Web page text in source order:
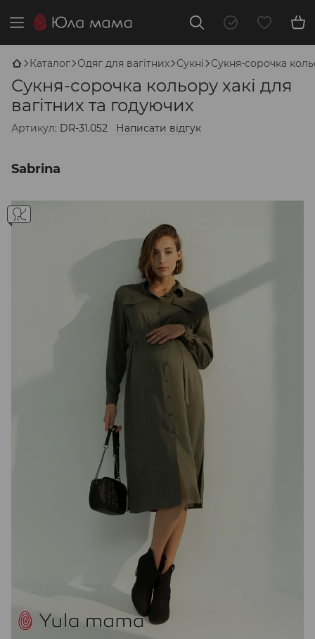
Каталог Одяг для вагітних Сукні Сукня-сорочка
Сукня-сорочка кольору хакі для
вагітних та годуючих
Артикул: DR-31.052 Написати відгук
Sabrina